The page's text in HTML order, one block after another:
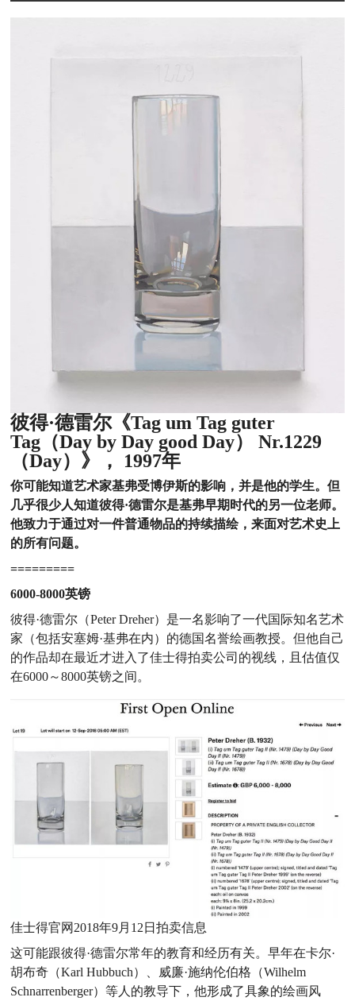
彼得·德雷尔《Tag um Tag guter
Tag（Day by Day good Day） Nr.1229
（Day）》， 1997年
你可能知道艺术家基弗受博伊斯的影响，并是他的学生。但
几乎很少人知道彼得·德雷尔是基弗早期时代的另一位老师。
他致力于通过对一件普通物品的持续描绘，来面对艺术史上
的所有问题。
=========
6000-8000英镑
彼得·德雷尔（Peter Dreher）是一名影响了一代国际知名艺术
家（包括安塞姆·基弗在内）的德国名誉绘画教授。但他自己
的作品却在最近才进入了佳士得拍卖公司的视线，且估值仅
在6000～8000英镑之间。
佳士得官网2018年9月12日拍卖信息
这可能跟彼得·德雷尔常年的教育和经历有关。早年在卡尔·
胡布奇（Karl Hubbuch）、威廉·施纳伦伯格（Wilhelm
Schnarrenberger）等人的教导下，他形成了具象的绘画风